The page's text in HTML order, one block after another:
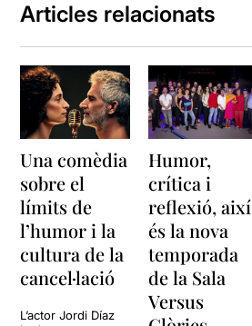
Articles relacionats
Una comèdia
sobre el
límits de
l’humor i la
cultura de la
cancel·lació
L’actor Jordi Díaz
Humor,
crítica i
reflexió, així
és la nova
temporada
de la Sala
Versus